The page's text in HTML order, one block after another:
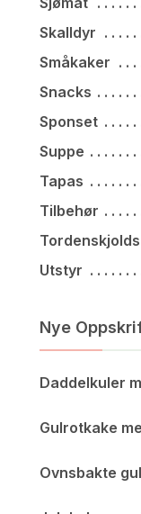
Skalldyr
Småkaker
Snacks
Sponset
Suppe
Tapas
Tilbehør
Utstyr
Nye
Daddelkuler
Gulrotkake
Ovnsbakte